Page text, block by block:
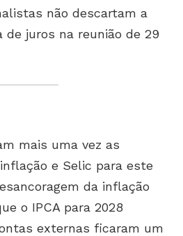
não descartam a
juros na reunião de 29
mais uma vez as
e Selic para este
da inflação
o IPCA para 2028
externas ficaram um